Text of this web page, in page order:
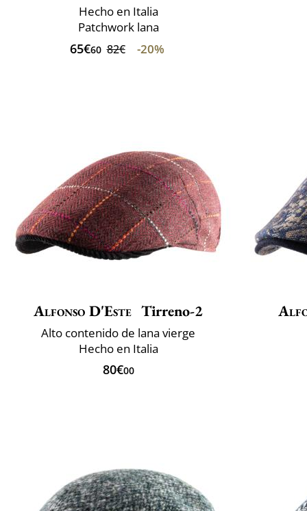
Hecho en Italia
Patchwork lana
65€60 82€ -20%
Alfonso D'Este Tirreno-2
Alto contenido de lana vierge
Hecho en Italia
80€00